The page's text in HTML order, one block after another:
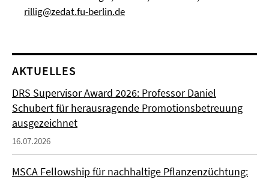
rillig@zedat.fu-berlin.de
AKTUELLES
DRS Supervisor Award 2026: Professor Daniel
Schubert für herausragende Promotionsbetreuung
ausgezeichnet
16.07.2026
MSCA Fellowship für nachhaltige Pflanzenzüchtung: